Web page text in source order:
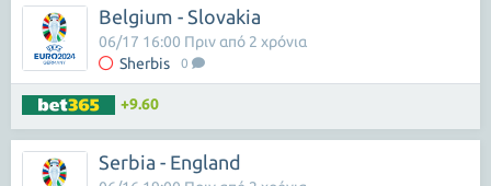
Belgium - Slovakia
Sherbis 0
06/17 16:00 Πριν από 2 χρόνια
+9.60
Serbia - England